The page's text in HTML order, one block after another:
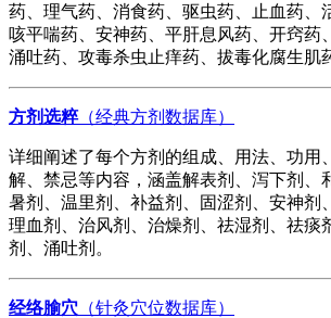
药、理气药、消食药、驱虫药、止血药、
咳平喘药、安神药、平肝息风药、开窍药
涌吐药、攻毒杀虫止痒药、拔毒化腐生肌
方剂选粹（经典方剂数据库）
详细阐述了每个方剂的组成、用法、功用
解、禁忌等内容，涵盖解表剂、泻下剂、
暑剂、温里剂、补益剂、固涩剂、安神剂
理血剂、治风剂、治燥剂、祛湿剂、祛痰
剂、涌吐剂。
经络腧穴 （针灸穴位数据库）